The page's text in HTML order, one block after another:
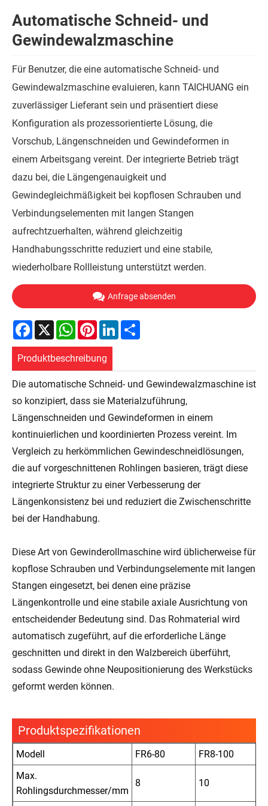
Automatische Schneid- und
Gewindewalzmaschine
Für Benutzer, die eine automatische Schneid- und
Gewindewalzmaschine evaluieren, kann TAICHUANG ein
zuverlässiger Lieferant sein und präsentiert diese
Konfiguration als prozessorientierte Lösung, die
Vorschub, Längenschneiden und Gewindeformen in
einem Arbeitsgang vereint. Der integrierte Betrieb trägt
dazu bei, die Längengenauigkeit und
Gewindegleichmäßigkeit bei kopflosen Schrauben und
Verbindungselementen mit langen Stangen
aufrechtzuerhalten, während gleichzeitig
Handhabungsschritte reduziert und eine stabile,
wiederholbare Rollleistung unterstützt werden.
Anfrage absenden
Facebook
X WhatsApp
PinterestLinkedIn
Produktbeschreibung
Die automatische Schneid- und Gewindewalzmaschine ist
so konzipiert, dass sie Materialzuführung,
Längenschneiden und Gewindeformen in einem
kontinuierlichen und koordinierten Prozess vereint. Im
Vergleich zu herkömmlichen Gewindeschneidlösungen,
die auf vorgeschnittenen Rohlingen basieren, trägt diese
integrierte Struktur zu einer Verbesserung der
Längenkonsistenz bei und reduziert die Zwischenschritte
bei der Handhabung.
Diese Art von Gewinderollmaschine wird üblicherweise für
kopflose Schrauben und Verbindungselemente mit langen
Stangen eingesetzt, bei denen eine präzise
Längenkontrolle und eine stabile axiale Ausrichtung von
entscheidender Bedeutung sind. Das Rohmaterial wird
automatisch zugeführt, auf die erforderliche Länge
geschnitten und direkt in den Walzbereich überführt,
sodass Gewinde ohne Neupositionierung des Werkstücks
geformt werden können.
Produktspezifikationen
Modell FR6-80 FR8-100
Max.
Rohlingsdurchmesser/mm
8 10